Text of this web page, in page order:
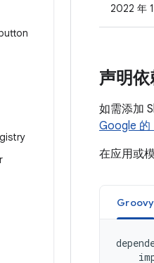
2022 年
声明
如需添加
Google 的
在应用或
Groovy